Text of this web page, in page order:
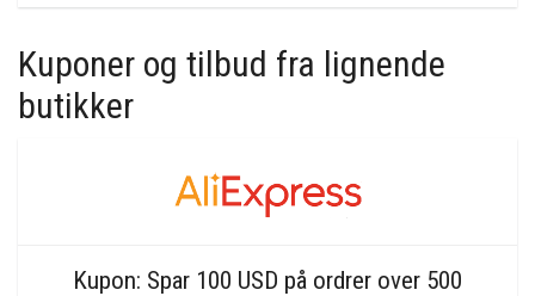
Kuponer og tilbud fra lignende
butikker
Kupon: Spar 100 USD på ordrer over 500